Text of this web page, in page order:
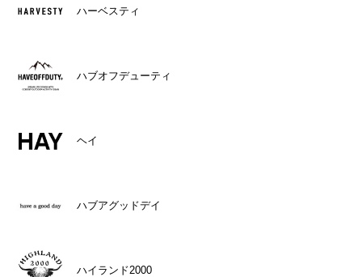
ハーベスティ
ハブオフデューティ
ヘイ
ハブアグッドデイ
ハイランド2000